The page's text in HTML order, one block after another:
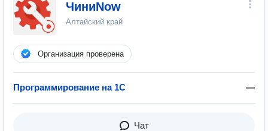
ЧиниNow
Алтайский край
Организация проверена
Программирование на 1C —
Чат